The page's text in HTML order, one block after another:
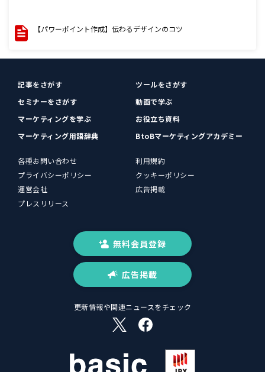
【パワーポイント作成】伝わるデザインのコツ
記事をさがす
ツールをさがす
セミナーをさがす
動画で学ぶ
マーケティングを学ぶ
お役立ち資料
マーケティング用語辞典
BtoBマーケティングアカデミー
各種お問い合わせ
利用規約
プライバシーポリシー
クッキーポリシー
運営会社
広告掲載
プレスリリース
無料会員登録
広告掲載
更新情報や関連ニュースをチェック